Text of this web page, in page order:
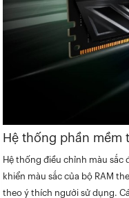
Hệ thống phần mềm
Hệ thống điều chỉnh màu sắc
khiển màu sắc của bộ RAM
theo ý thích người sử dụng.